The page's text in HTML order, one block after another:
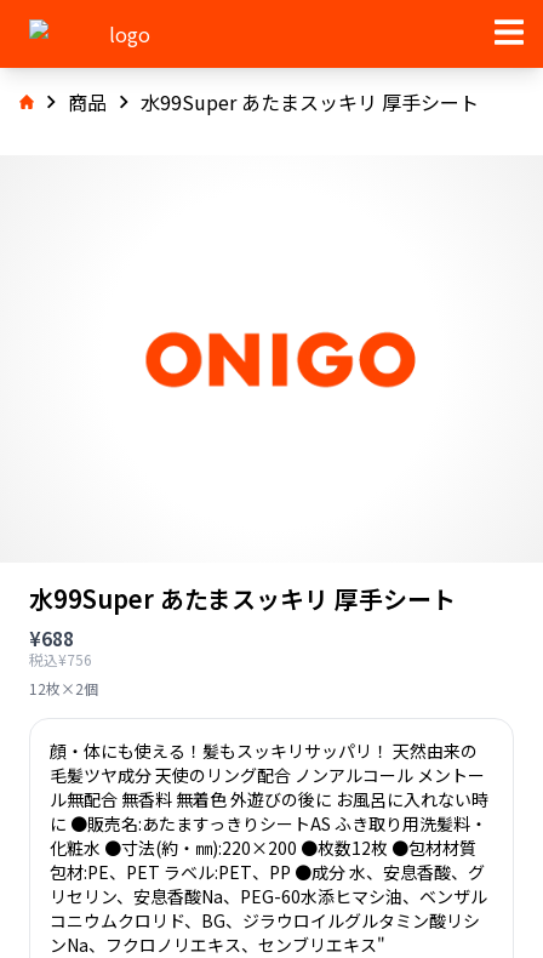
商品 水99Super あたまスッキリ 厚手シート
水99Super あたまスッキリ 厚手シート
¥688
税込¥756
12枚×2個
顔・体にも使える！髪もスッキリサッパリ！ 天然由来の
毛髪ツヤ成分 天使のリング配合 ノンアルコール メントー
ル無配合 無香料 無着色 外遊びの後に お風呂に入れない時
に ●販売名:あたますっきりシートAS ふき取り用洗髪料・
化粧水 ●寸法(約・㎜):220×200 ●枚数12枚 ●包材材質
包材:PE、PET ラベル:PET、PP ●成分 水、安息香酸、グ
リセリン、安息香酸Na、PEG-60水添ヒマシ油、ベンザル
コニウムクロリド、BG、ジラウロイルグルタミン酸リシ
ンNa、フクロノリエキス、センブリエキス"